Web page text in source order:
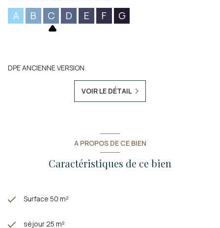
A B C D E F G
DPE ANCIENNE VERSION
VOIR LE DÉTAIL
A PROPOS DE CE BIEN
Caractéristiques de ce bien
Surface 50 m²
séjour 25 m²